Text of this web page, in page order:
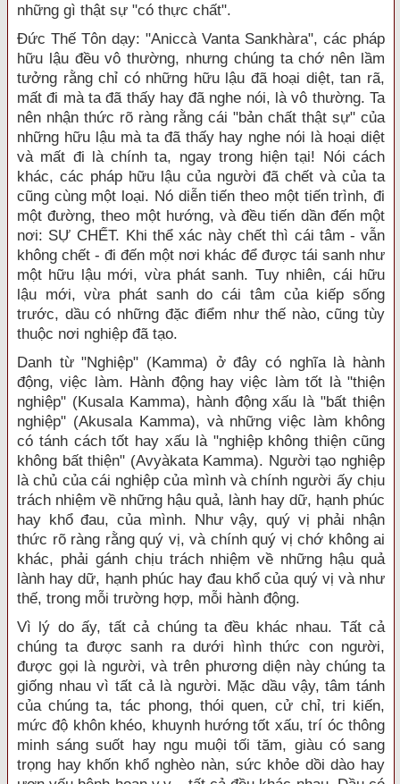
những gì thật sự "có thực chất".
Ðức Thế Tôn dạy: "Aniccà Vanta Sankhàra", các pháp
hữu lậu đều vô thường, nhưng chúng ta chớ nên lầm
tưởng rằng chỉ có những hữu lậu đã hoại diệt, tan rã,
mất đi mà ta đã thấy hay đã nghe nói, là vô thường. Ta
nên nhận thức rõ ràng rằng cái "bản chất thật sự" của
những hữu lậu mà ta đã thấy hay nghe nói là hoại diệt
và mất đi là chính ta, ngay trong hiện tại! Nói cách
khác, các pháp hữu lậu của người đã chết và của ta
cũng cùng một loại. Nó diễn tiến theo một tiến trình, đi
một đường, theo một hướng, và đều tiến dần đến một
nơi: SỰ CHẾT. Khi thể xác này chết thì cái tâm - vẫn
không chết - đi đến một nơi khác để được tái sanh như
một hữu lậu mới, vừa phát sanh. Tuy nhiên, cái hữu
lậu mới, vừa phát sanh do cái tâm của kiếp sống
trước, dầu có những đặc điểm như thế nào, cũng tùy
thuộc nơi nghiệp đã tạo.
Danh từ "Nghiệp" (Kamma) ở đây có nghĩa là hành
động, việc làm. Hành động hay việc làm tốt là "thiện
nghiệp" (Kusala Kamma), hành động xấu là "bất thiện
nghiệp" (Akusala Kamma), và những việc làm không
có tánh cách tốt hay xấu là "nghiệp không thiện cũng
không bất thiện" (Avyàkata Kamma). Người tạo nghiệp
là chủ của cái nghiệp của mình và chính người ấy chịu
trách nhiệm về những hậu quả, lành hay dữ, hạnh phúc
hay khổ đau, của mình. Như vậy, quý vị phải nhận
thức rõ ràng rằng quý vị, và chính quý vị chớ không ai
khác, phải gánh chịu trách nhiệm về những hậu quả
lành hay dữ, hạnh phúc hay đau khổ của quý vị và như
thế, trong mỗi trường hợp, mỗi hành động.
Vì lý do ấy, tất cả chúng ta đều khác nhau. Tất cả
chúng ta được sanh ra dưới hình thức con người,
được gọi là người, và trên phương diện này chúng ta
giống nhau vì tất cả là người. Mặc dầu vậy, tâm tánh
của chúng ta, tác phong, thói quen, cử chỉ, tri kiến,
mức độ khôn khéo, khuynh hướng tốt xấu, trí óc thông
minh sáng suốt hay ngu muội tối tăm, giàu có sang
trọng hay khốn khổ nghèo nàn, sức khỏe dồi dào hay